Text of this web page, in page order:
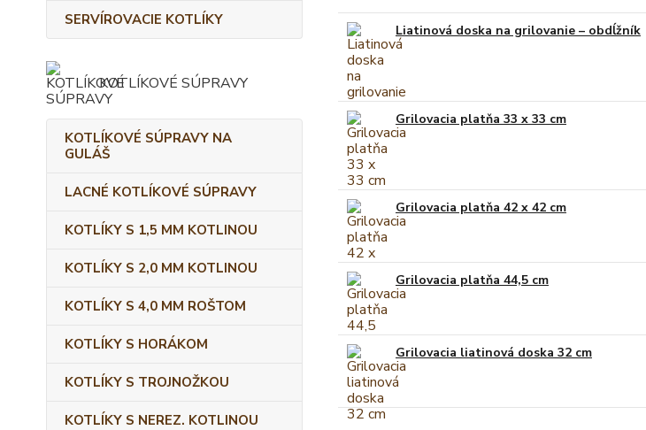
SERVÍROVACIE KOTLÍKY
KOTLÍKOVÉ SÚPRAVY
KOTLÍKOVÉ SÚPRAVY NA
GULÁŠ
LACNÉ KOTLÍKOVÉ SÚPRAVY
KOTLÍKY S 1,5 MM KOTLINOU
KOTLÍKY S 2,0 MM KOTLINOU
KOTLÍKY S 4,0 MM ROŠTOM
KOTLÍKY S HORÁKOM
KOTLÍKY S TROJNOŽKOU
KOTLÍKY S NEREZ. KOTLINOU
Liatinová doska na grilovanie – obdĺžník
Grilovacia platňa 33 x 33 cm
Grilovacia platňa 42 x 42 cm
Grilovacia platňa 44,5 cm
Grilovacia liatinová doska 32 cm